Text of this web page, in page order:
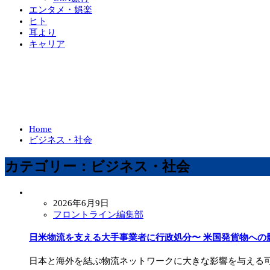
エンタメ・娯楽
ヒト
耳より
キャリア
Home
ビジネス・社会
カテゴリー：ビジネス・社会
2026年6月9日
フロントライン編集部
日米物流を支える大手事業者に行政処分〜 米国発貨物へ
日本と海外を結ぶ物流ネットワークに大きな影響を与え